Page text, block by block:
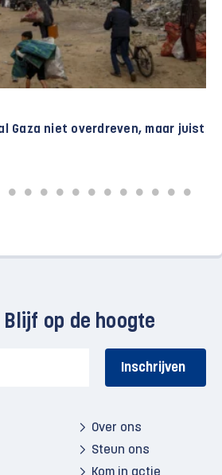
Gaza niet overdreven, maar juist
Blijf op de hoogte
Over ons
Steun ons